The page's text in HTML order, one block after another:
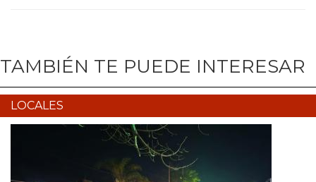
TAMBIÉN TE PUEDE INTERESAR
LOCALES